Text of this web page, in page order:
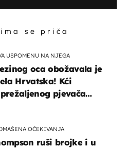
se priča
USPOMENU NA NJEGA
oca obožavala je
Hrvatska! Kći
pjevača
OČEKIVANJA
ruši brojke i u